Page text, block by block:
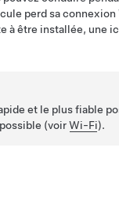
perd sa
être installée, une
et le plus fiable
(voirWi-Fi).